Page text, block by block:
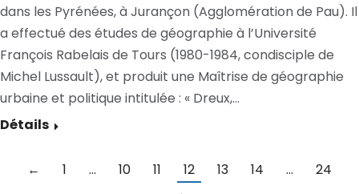
dans les Pyrénées, à Jurançon (Agglomération de Pau). Il
a effectué des études de géographie à l’Université
François Rabelais de Tours (1980-1984, condisciple de
Michel Lussault), et produit une Maîtrise de géographie
urbaine et politique intitulée : « Dreux,…
Détails
← 1 … 10 11 12 13 14 …
24